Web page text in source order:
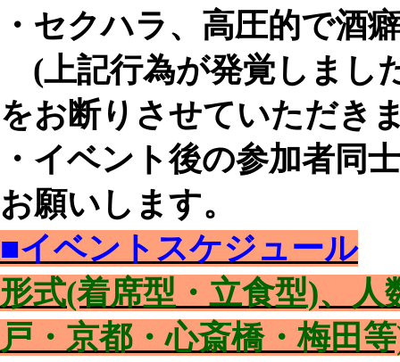
・セクハラ、高圧的で酒
(上記行為が発覚しまし
をお断りさせていただき
・イベント後の参加者同
お願いします。
■イベントスケジュール
形式(着席型・立食型)、
戸・京都・心斎橋・梅田